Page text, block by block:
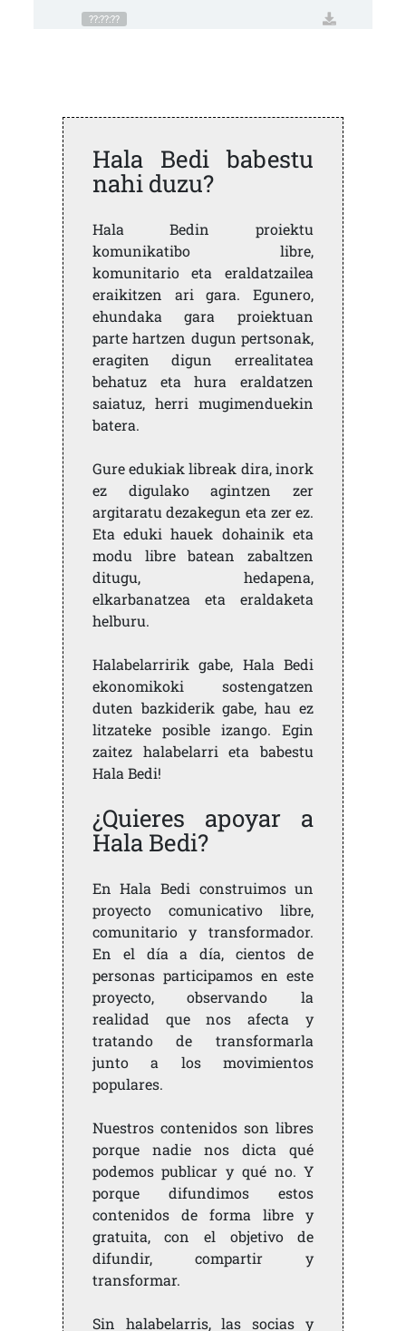
??:??:??
Hala Bedi babestu
nahi duzu?
Hala Bedin proiektu
komunikatibo libre,
komunitario eta eraldatzailea
eraikitzen ari gara. Egunero,
ehundaka gara proiektuan
parte hartzen dugun pertsonak,
eragiten digun errealitatea
behatuz eta hura eraldatzen
saiatuz, herri mugimenduekin
batera.
Gure edukiak libreak dira, inork
ez digulako agintzen zer
argitaratu dezakegun eta zer ez.
Eta eduki hauek dohainik eta
modu libre batean zabaltzen
ditugu, hedapena,
elkarbanatzea eta eraldaketa
helburu.
Halabelarririk gabe, Hala Bedi
ekonomikoki sostengatzen
duten bazkiderik gabe, hau ez
litzateke posible izango. Egin
zaitez halabelarri eta babestu
Hala Bedi!
¿Quieres apoyar a
Hala Bedi?
En Hala Bedi construimos un
proyecto comunicativo libre,
comunitario y transformador.
En el día a día, cientos de
personas participamos en este
proyecto, observando la
realidad que nos afecta y
tratando de transformarla
junto a los movimientos
populares.
Nuestros contenidos son libres
porque nadie nos dicta qué
podemos publicar y qué no. Y
porque difundimos estos
contenidos de forma libre y
gratuita, con el objetivo de
difundir, compartir y
transformar.
Sin halabelarris, las socias y